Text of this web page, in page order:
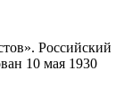
Российский
10 мая 1930